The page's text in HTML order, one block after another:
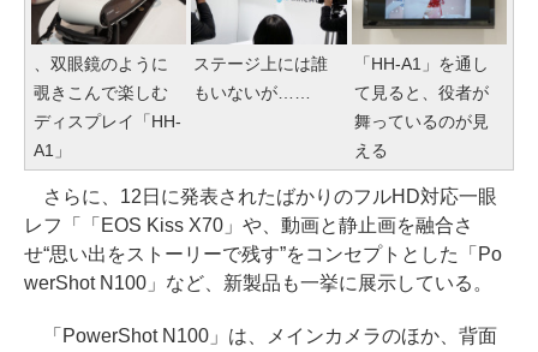
、双眼鏡のように
覗きこんで楽しむ
ディスプレイ「HH-
A1」
ステージ上には誰
もいないが……
「HH-A1」を通し
て見ると、役者が
舞っているのが見
える
さらに、12日に発表されたばかりのフルHD対応一眼
レフ「「EOS Kiss X70」や、動画と静止画を融合さ
せ“思い出をストーリーで残す”をコンセプトとした「Po
werShot N100」など、新製品も一挙に展示している。
「PowerShot N100」は、メインカメラのほか、背面